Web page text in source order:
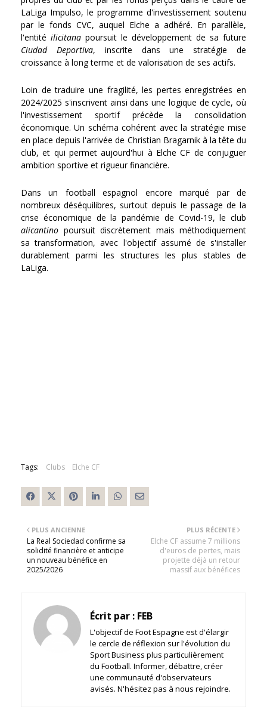
LaLiga Impulso, le programme d'investissement soutenu
par le fonds CVC, auquel Elche a adhéré. En parallèle,
l'entité ilicitana poursuit le développement de sa future
Ciudad Deportiva, inscrite dans une stratégie de
croissance à long terme et de valorisation de ses actifs.
Loin de traduire une fragilité, les pertes enregistrées en
2024/2025 s'inscrivent ainsi dans une logique de cycle, où
l'investissement sportif précède la consolidation
économique. Un schéma cohérent avec la stratégie mise
en place depuis l'arrivée de Christian Bragarnik à la tête du
club, et qui permet aujourd'hui à Elche CF de conjuguer
ambition sportive et rigueur financière.
Dans un football espagnol encore marqué par de
nombreux déséquilibres, surtout depuis le passage de la
crise économique de la pandémie de Covid-19, le club
alicantino poursuit discrètement mais méthodiquement
sa transformation, avec l'objectif assumé de s'installer
durablement parmi les structures les plus stables de
LaLiga.
Tags: Clubs Elche CF
PLUS RÉCENTE
Elche CF assume 7 millions
d'euros de pertes, mais
projette déjà un retour
massif aux bénéfices
PLUS ANCIENNE
La Real Sociedad confirme sa
solidité financière et anticipe
un nouveau bénéfice en
2025/2026
Écrit par : FEB
L'objectif de Foot Espagne est d'élargir
le cercle de réflexion sur l'évolution du
Sport Business plus particulièrement
du Football. Informer, débattre, créer
une communauté d'observateurs
avisés. N'hésitez pas à nous rejoindre.